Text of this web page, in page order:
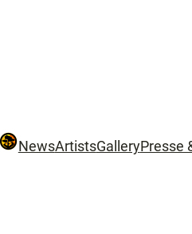
NewsArtistsGalleryPresse